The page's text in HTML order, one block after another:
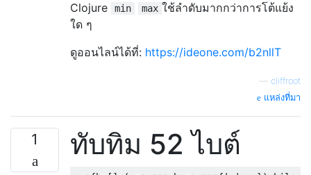
Clojure
min max ใช้ลำดับมากกว่าการโต้แย้ง
ใด ๆ
ดูออนไลน์ได้ที่: https://ideone.com/b2nllT
cliffroot
แหล่งที่มา
1 ทับทิม 52 ไบต์